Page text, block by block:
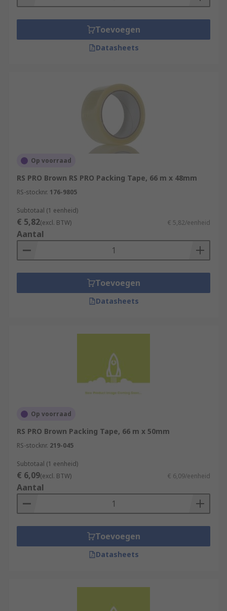
Different tensile strengths are available ranging
from 7N/cm all the way to 800N/cm with various
backings for different package type applications
such as;
Applications of packing tape
Packing tape is widely used in a variety of
applications such as;
Warehouse
Industrial
Food Packaging
Brown Parcel Tape
3M Packing Tapes
Toevoegen
Datasheets
Op voorraad
RS PRO Brown RS PRO Packing Tape, 66 m x 48mm
RS-stocknr. 176-9805
Subtotaal (1 eenheid)
€ 5,82(excl. BTW) € 5,82/eenheid
Aantal
Toevoegen
Datasheets
Op voorraad
RS PRO Brown Packing Tape, 66 m x 50mm
RS-stocknr. 219-045
Subtotaal (1 eenheid)
€ 6,09(excl. BTW) € 6,09/eenheid
Aantal
Toevoegen
Datasheets